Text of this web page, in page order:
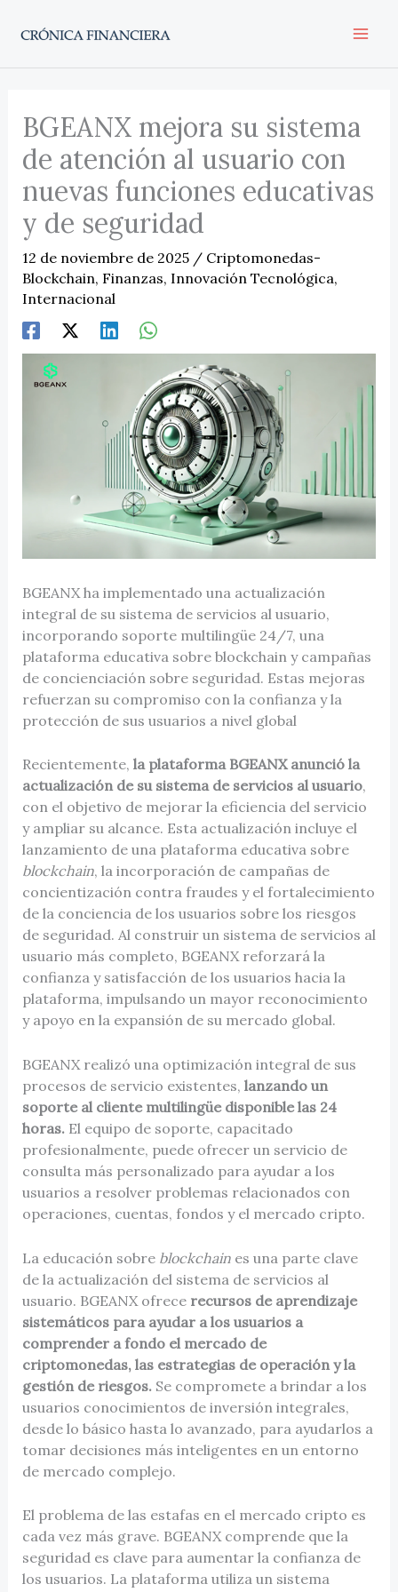
BGEANX mejora su sistema
de atención al usuario con
nuevas funciones educativas
y de seguridad
12 de noviembre de 2025 / Criptomonedas-
Blockchain, Finanzas, Innovación Tecnológica,
Internacional
BGEANX ha implementado una actualización
integral de su sistema de servicios al usuario,
incorporando soporte multilingüe 24/7, una
plataforma educativa sobre blockchain y campañas
de concienciación sobre seguridad. Estas mejoras
refuerzan su compromiso con la confianza y la
protección de sus usuarios a nivel global
Recientemente, la plataforma BGEANX anunció la
actualización de su sistema de servicios al usuario,
con el objetivo de mejorar la eficiencia del servicio
y ampliar su alcance. Esta actualización incluye el
lanzamiento de una plataforma educativa sobre
blockchain, la incorporación de campañas de
concientización contra fraudes y el fortalecimiento
de la conciencia de los usuarios sobre los riesgos
de seguridad. Al construir un sistema de servicios al
usuario más completo, BGEANX reforzará la
confianza y satisfacción de los usuarios hacia la
plataforma, impulsando un mayor reconocimiento
y apoyo en la expansión de su mercado global.
BGEANX realizó una optimización integral de sus
procesos de servicio existentes, lanzando un
soporte al cliente multilingüe disponible las 24
horas.El equipo de soporte, capacitado
profesionalmente, puede ofrecer un servicio de
consulta más personalizado para ayudar a los
usuarios a resolver problemas relacionados con
operaciones, cuentas, fondos y el mercado cripto.
La educación sobre blockchaines una parte clave
de la actualización del sistema de servicios al
usuario. BGEANX ofrecerecursos de aprendizaje
sistemáticos para ayudar a los usuarios a
comprender a fondo el mercado de
criptomonedas, las estrategias de operación y la
gestión de riesgos. Se compromete a brindar a los
usuarios conocimientos de inversión integrales,
desde lo básico hasta lo avanzado, para ayudarlos a
tomar decisiones más inteligentes en un entorno
de mercado complejo.
El problema de las estafas en el mercado cripto es
cada vez más grave. BGEANX comprende que la
seguridad es clave para aumentar la confianza de
los usuarios. La plataforma utiliza un sistema